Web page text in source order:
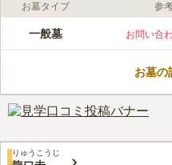
ライフドット編集部のコメント
鎌倉時代初期に建立され
に置かれています。 寺
いという方におすすめの
口コミ評価
お墓タイプ 参
一般墓 お問い合
お墓の
りゅうこうじ